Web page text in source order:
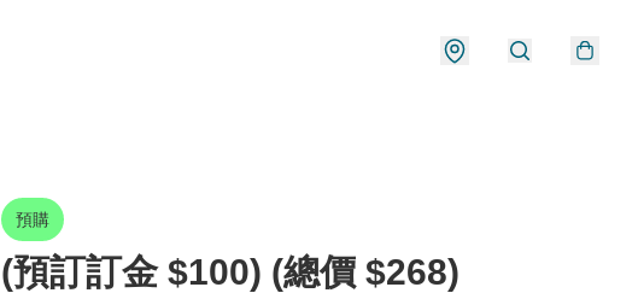
預購
(預訂訂金 $100) (總價 $268)